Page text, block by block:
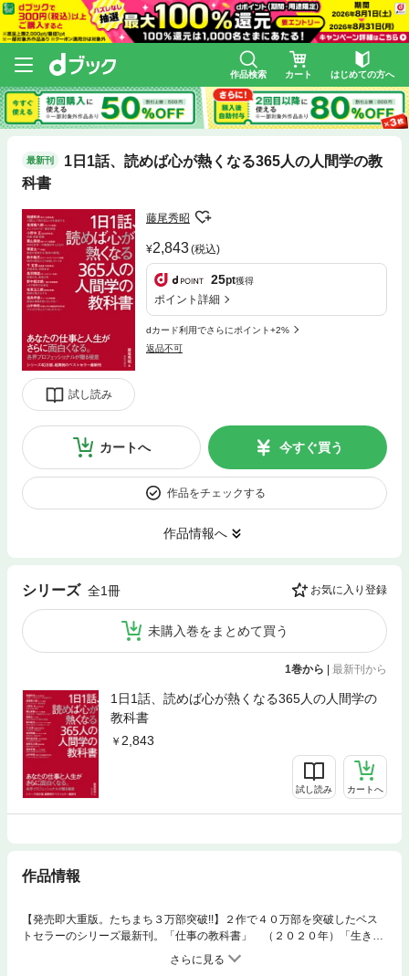
作品検索 カート はじめての方へ
最新刊
1日1話、読めば心が熱くなる365人の人間学の教
科書
試し読み
藤尾秀昭
2,843(税込)
25pt獲得
ポイント詳細
dカード利用でさらにポイント+2%
返品不可
カートへ 今すぐ買う
作品をチェックする
作品情報へ
シリーズ 全1冊 お気に入り登録
未購入巻をまとめて買う
1巻から | 最新刊から
1日1話、読めば心が熱くなる365人の人間学の
教科書
2,843
試し読み カートへ
作品情報
【発売即大重版。たちまち３万部突破!!】２作で４０万部を突破したベス
トセラーのシリーズ最新刊。「仕事の教科書」 （２０２０年）「生き方
の教科書」（２０２２年）に続く第３弾のテーマは、「人間学の教科
書」。『致知』が約５０年にわたり追究してきた「人間学」を軸に、経営